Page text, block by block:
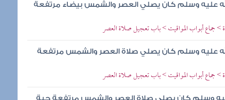
عليه وسلم كان يصلي العصر والشمس بيضاء مرتفعة
جماع أبواب المواقيت > باب تعجيل صلاة العصر
عليه وسلم كان يصلي صلاة العصر والشمس مرتفعة
جماع أبواب المواقيت > باب تعجيل صلاة العصر
وسلم كان يصلي صلاة العصر والشمس مرتفعة حية